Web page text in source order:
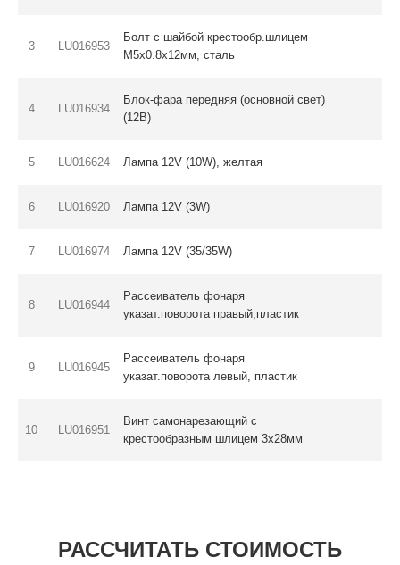
3 LU016953
Болт с шайбой крестообр.шлицем
M5х0.8х12мм, сталь
4 LU016934
Блок-фара передняя (основной свет)
(12В)
5 LU016624 Лампа 12V (10W), желтая
6 LU016920 Лампа 12V (3W)
7 LU016974 Лампа 12V (35/35W)
8 LU016944
Рассеиватель фонаря
указат.поворота правый,пластик
9 LU016945
Рассеиватель фонаря
указат.поворота левый, пластик
10 LU016951
Винт самонарезающий с
крестообразным шлицем 3х28мм
РАССЧИТАТЬ СТОИМОСТЬ